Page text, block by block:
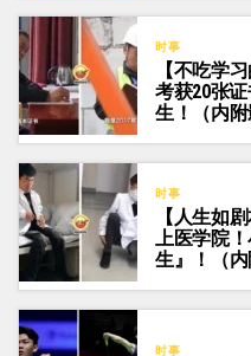
时事
【不吃学
考获20张
生！（内附
时事
【人生如
上医学院
生』！（内
时事